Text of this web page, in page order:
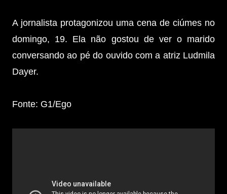
A jornalista protagonizou uma cena de ciúmes no
domingo, 19. Ela não gostou de ver o marido
conversando ao pé do ouvido com a atriz Ludmila
Dayer.
Fonte: G1/Ego